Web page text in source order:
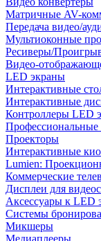
Матричные AV-
Передача видео/
Мультиоконные
Ресиверы/
Видео-
LED экраны
Интерактивные
Интерактивные
Контроллеры LED
Профессиональные
Проекторы
Интерактивные
Lumien:
Коммерческие
Дисплеи для
Аксессуары к LED
Системы
Микшеры
Медиаплееры